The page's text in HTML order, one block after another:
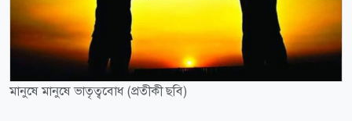
মানুষে মানুষে ভাতৃত্ববোধ (প্রতীকী ছবি)